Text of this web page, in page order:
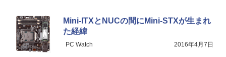
Mini-ITXとNUCの間にMini-STXが生まれ
た経緯
PC Watch 2016年4月7日